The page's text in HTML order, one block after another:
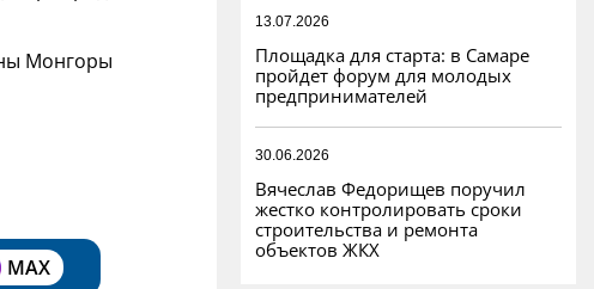
Монгоры
MAX
13.07.2026
Площадка для старта: в Самаре
пройдет форум для молодых
предпринимателей
30.06.2026
Вячеслав Федорищев поручил
жестко контролировать сроки
строительства и ремонта
объектов ЖКХ